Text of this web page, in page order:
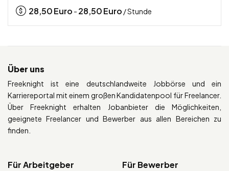
28,50Euro - 28,50Euro / Stunde
Über uns
Freeknight ist eine deutschlandweite Jobbörse und ein
Karriereportal mit einem großen Kandidatenpool für Freelancer.
Über Freeknight erhalten Jobanbieter die Möglichkeiten,
geeignete Freelancer und Bewerber aus allen Bereichen zu
finden.
Für Arbeitgeber Für Bewerber